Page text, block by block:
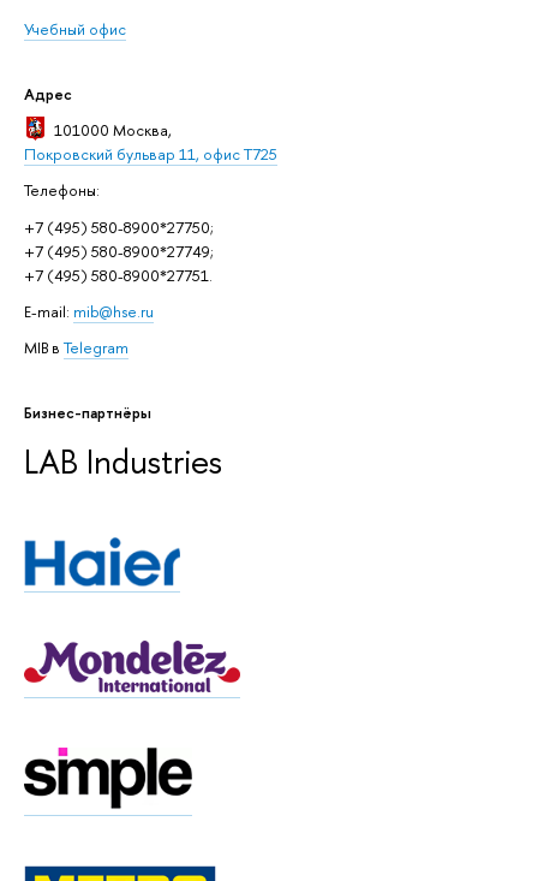
Учебный офис
Адрес
101000 Москва,
Покровский бульвар 11, офис Т725
Телефоны:
+7 (495) 580-8900*27750;
+7 (495) 580-8900*27749;
+7 (495) 580-8900*27751.
E-mail: mib@hse.ru
MIB в Telegram
Бизнес-партнёры
LAB Industries